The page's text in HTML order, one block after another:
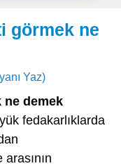
görmek ne
Yaz)
ne demek
fedakarlıklarda